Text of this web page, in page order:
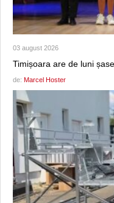
03 august 2026
Timișoara are de luni
de: Marcel Hoster